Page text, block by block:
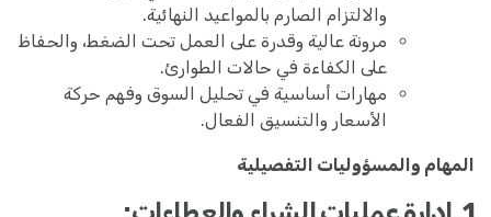
والالتزام الصارم بالمواعيد النهائية.
مرونة عالية وقدرة على العمل تحت الضغط، والحفاظ
على الكفاءة في حالات الطوارئ.
مهارات أساسية في تحليل السوق وفهم حركة
الأسعار والتنسيق الفعال.
المهام والمسؤوليات التفصيلية